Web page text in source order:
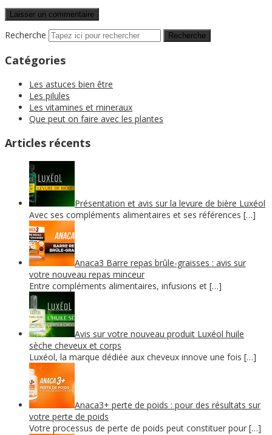
Recherche
Catégories
Les astuces bien être
Les pilules
Les vitamines et mineraux
Que peut on faire avec les plantes
Articles récents
Présentation et avis sur la levure de bière Luxéol
Avec ses compléments alimentaires et ses références […]
Anaca3 Barre repas brûle-graisses : avis sur
votre nouveau repas minceur
Entre compléments alimentaires, infusions et […]
Avis sur votre nouveau produit Luxéol huile
sèche cheveux et corps
Luxéol, la marque dédiée aux cheveux innove une fois […]
Anaca3+ perte de poids : pour des résultats sur
votre perte de poids
Votre processus de perte de poids peut constituer pour […]